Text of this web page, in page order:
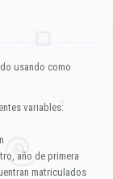
usando como
variables:
año de primera
matriculados